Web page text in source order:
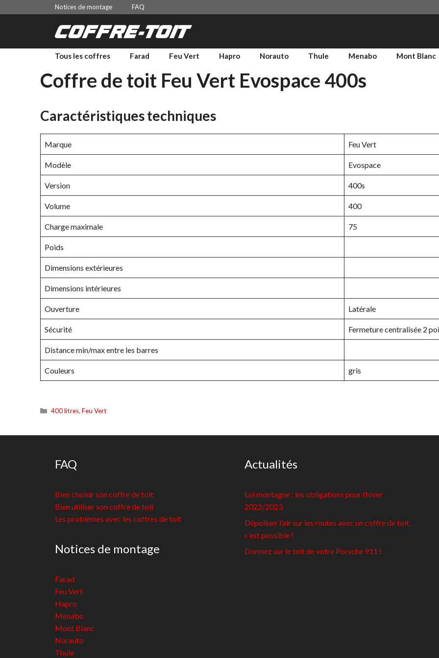
Notices de montage FAQ
Tous les coffres Farad Feu Vert Hapro Norauto Thule Menabo Mont Blanc
Coffre de toit Feu Vert Evospace 400s
Caractéristiques techniques
Marque Feu Vert
Modèle Evospace
Version 400s
Volume 400
Charge maximale 75
Poids
Dimensions extérieures
Dimensions intérieures
Ouverture Latérale
Sécurité Fermeture centralisée 2
Distance min/max entre les barres
Couleurs gris
Catégories
400 litres, Feu Vert
FAQ
Bien choisir son coffre de toit
Bien utiliser son coffre de toit
Les problèmes avec les coffres de toit
Notices de montage
Farad
Feu Vert
Hapro
Menabo
Mont Blanc
Norauto
Thule
Actualités
Loi montagne : les obligations pour l’hiver
2022/2023
Dépolluer l’air sur les routes avec un coffre de toit,
c’est possible !
Dormez sur le toit de votre Porsche 911 !